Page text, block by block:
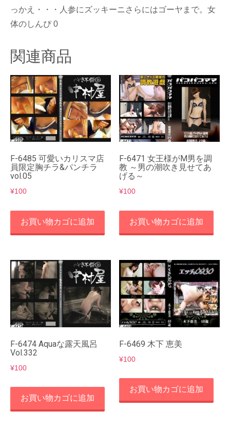
っかえ・・・人参にズッキーニさらにはゴーヤまで。女
体のしんぴ 0
関連商品
F-6485 可愛いカリスマ店
員限定胸チラ&パンチラ
vol.05
¥100
お買い物カゴに追加
F-6471 女王様がM男を調
教 ～男の潮吹き見せてあ
げる～
¥100
お買い物カゴに追加
F-6474 Aquaな露天風呂
Vol.332
¥100
お買い物カゴに追加
F-6469 木下 恵美
¥100
お買い物カゴに追加